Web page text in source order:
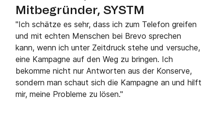
Mitbegründer, SYSTM
"Ich schätze es sehr, dass ich zum Telefon greifen
und mit echten Menschen bei Brevo sprechen
kann, wenn ich unter Zeitdruck stehe und versuche,
eine Kampagne auf den Weg zu bringen. Ich
bekomme nicht nur Antworten aus der Konserve,
sondern man schaut sich die Kampagne an und hilft
mir, meine Probleme zu lösen."